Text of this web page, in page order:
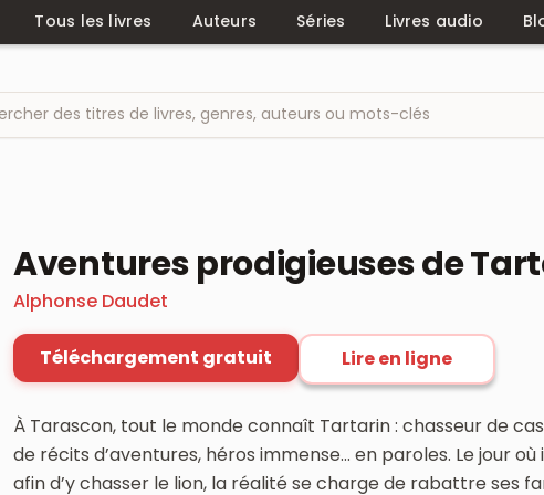
Tous les livres Auteurs Séries Livres audio
Aventures prodigieuses de
Alphonse Daudet
Téléchargement gratuit Lire en ligne
À Tarascon, tout le monde connaît Tartarin : chasseur de
de récits d’aventures, héros immense… en paroles. Le jour
afin d’y chasser le lion, la réalité se charge de rabattre ses